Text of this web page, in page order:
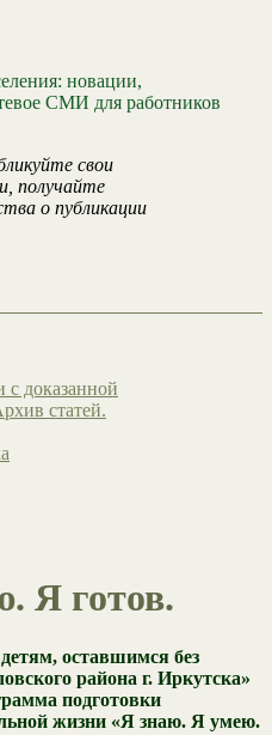
новации,
СМИ для работников
свои
получайте
о публикации
с доказанной
статей.
Я готов.
оставшимся без
района г. Иркутска»
подготовки
жизни «Я знаю. Я умею.